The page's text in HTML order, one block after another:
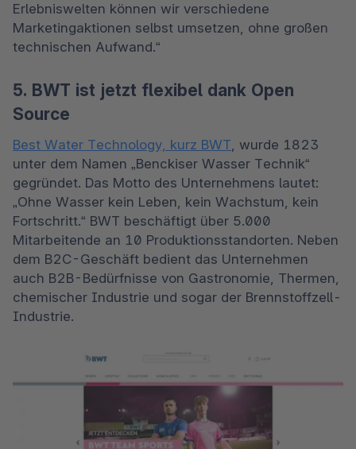
Erlebniswelten können wir verschiedene
Marketingaktionen selbst umsetzen, ohne großen
technischen Aufwand.“
5. BWT ist jetzt flexibel dank Open
Source
Best Water Technology, kurz BWT , wurde 1823
unter dem Namen „Benckiser Wasser Technik“
gegründet. Das Motto des Unternehmens lautet:
„Ohne Wasser kein Leben, kein Wachstum, kein
Fortschritt.“ BWT beschäftigt über 5.000
Mitarbeitende an 10 Produktionsstandorten. Neben
dem B2C-Geschäft bedient das Unternehmen
auch B2B-Bedürfnisse von Gastronomie, Thermen,
chemischer Industrie und sogar der Brennstoffzell-
Industrie.